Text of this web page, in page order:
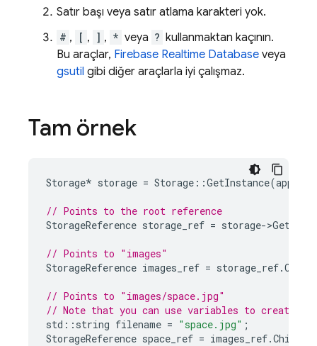
Satır başı veya satır atlama karakteri yok.
# , [ , ] , * veya ? kullanmaktan kaçının.
Bu araçlar, Firebase Realtime Database veya
gsutil gibi diğer araçlarla iyi çalışmaz.
Tam örnek
Storage* storage = Storage ::GetInstance(app
// Points to the root reference
StorageReference storage_ref = storage->
// Points to "images"
StorageReference images_ref = storage_ref.Child
// Points to "images/space.jpg"
// Note that you can use variables to create
std :: string filename = "space.jpg" ;
StorageReference space_ref = images_ref.Child